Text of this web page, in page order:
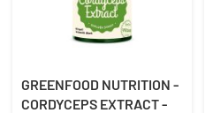
GREENFOOD NUTRITION -
CORDYCEPS EXTRACT -